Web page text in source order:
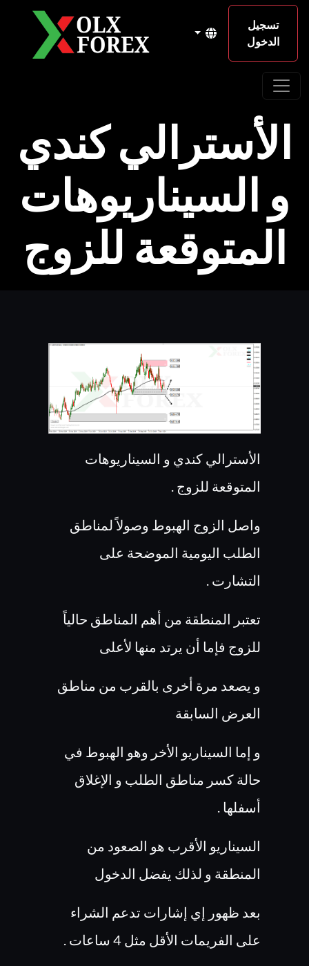
تسجيل
الدخول
الأسترالي كندي
و السيناريوهات
المتوقعة للزوج
الأسترالي كندي و السيناريوهات
المتوقعة للزوج .
واصل الزوج الهبوط وصولاً لمناطق
الطلب اليومية الموضحة على
التشارت .
تعتبر المنطقة من أهم المناطق حالياً
للزوج فإما أن يرتد منها لأعلى
و يصعد مرة أخرى بالقرب من مناطق
العرض السابقة
و إما السيناريو الأخر وهو الهبوط في
حالة كسر مناطق الطلب و الإغلاق
أسفلها .
السيناريو الأقرب هو الصعود من
المنطقة و لذلك يفضل الدخول
بعد ظهور إي إشارات تدعم الشراء
على الفريمات الأقل مثل 4 ساعات .